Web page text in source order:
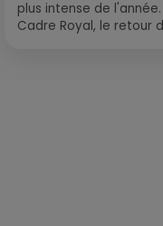
plus intense de
Cadre Royal, le retour